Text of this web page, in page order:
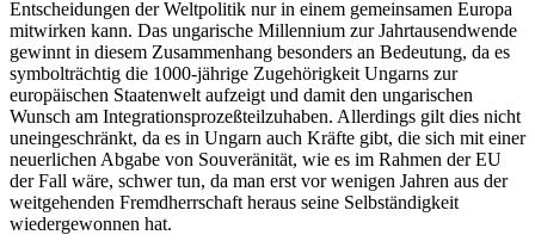
Entscheidungen der Weltpolitik nur in einem gemeinsamen Europa
mitwirken kann. Das ungarische Millennium zur Jahrtausendwende
gewinnt in diesem Zusammenhang besonders an Bedeutung, da es
symbolträchtig die 1000-jährige Zugehörigkeit Ungarns zur
europäischen Staatenwelt aufzeigt und damit den ungarischen
Wunsch am Integrationsprozeßteilzuhaben. Allerdings gilt dies nicht
uneingeschränkt, da es in Ungarn auch Kräfte gibt, die sich mit einer
neuerlichen Abgabe von Souveränität, wie es im Rahmen der EU
der Fall wäre, schwer tun, da man erst vor wenigen Jahren aus der
weitgehenden Fremdherrschaft heraus seine Selbständigkeit
wiedergewonnen hat.